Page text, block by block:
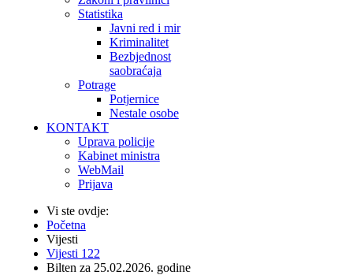
Statistika
Javni red i mir
Kriminalitet
Bezbjednost
saobraćaja
Potrage
Potjernice
Nestale osobe
KONTAKT
Uprava policije
Kabinet ministra
WebMail
Prijava
Vi ste ovdje:
Početna
Vijesti
Vijesti 122
Bilten za 25.02.2026. godine